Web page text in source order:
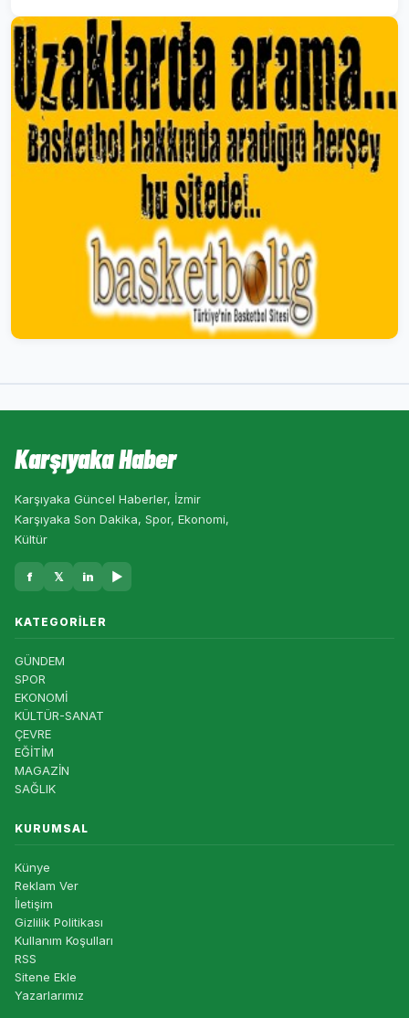
Karşıyaka Haber
Karşıyaka Güncel Haberler, İzmir
Karşıyaka Son Dakika, Spor, Ekonomi,
Kültür
f 𝕏 in ▶
KATEGORILER
GÜNDEM
SPOR
EKONOMİ
KÜLTÜR-SANAT
ÇEVRE
EĞİTİM
MAGAZİN
SAĞLIK
KURUMSAL
Künye
Reklam Ver
İletişim
Gizlilik Politikası
Kullanım Koşulları
RSS
Sitene Ekle
Yazarlarımız